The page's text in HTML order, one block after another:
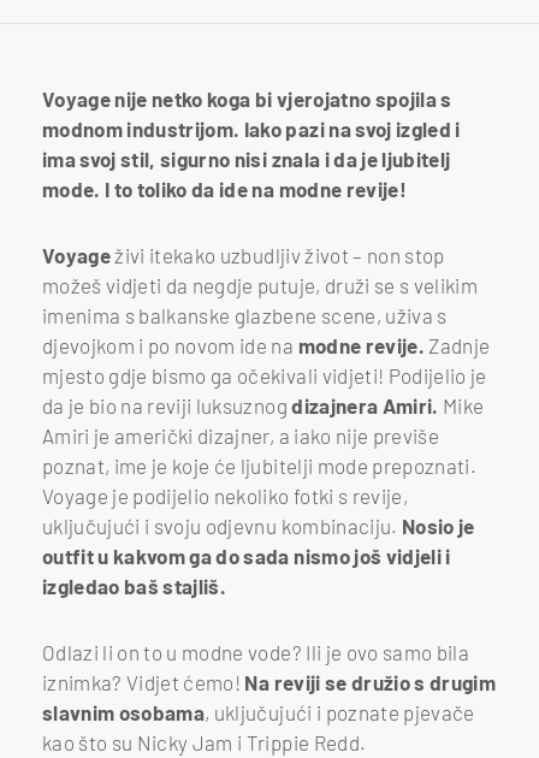
Voyage nije netko koga bi vjerojatno spojila s
modnom industrijom. Iako pazi na svoj izgled i
ima svoj stil, sigurno nisi znala i da je ljubitelj
mode. I to toliko da ide na modne revije!
Voyageživi itekako uzbudljiv život – non stop
možeš vidjeti da negdje putuje, druži se s velikim
imenima s balkanske glazbene scene, uživa s
djevojkom i po novom ide na modne revije. Zadnje
mjesto gdje bismo ga očekivali vidjeti! Podijelio je
da je bio na reviji luksuznogdizajnera Amiri. Mike
Amiri je američki dizajner, a iako nije previše
poznat, ime je koje će ljubitelji mode prepoznati.
Voyage je podijelio nekoliko fotki s revije,
uključujući i svoju odjevnu kombinaciju. Nosio je
outfit u kakvom ga do sada nismo još vidjeli i
izgledao baš stajliš.
Odlazi li on to u modne vode? Ili je ovo samo bila
iznimka? Vidjet ćemo! Na reviji se družio s drugim
slavnim osobama, uključujući i poznate pjevače
kao što su Nicky Jam i Trippie Redd.